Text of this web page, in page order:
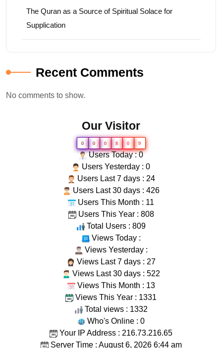
The Quran as a Source of Spiritual Solace for
Supplication
Recent Comments
No comments to show.
Our Visitor
0 0 0 8 0 9
Users Today : 0
Users Yesterday : 0
Users Last 7 days : 24
Users Last 30 days : 426
Users This Month : 11
Users This Year : 808
Total Users : 809
Views Today :
Views Yesterday :
Views Last 7 days : 27
Views Last 30 days : 522
Views This Month : 13
Views This Year : 1331
Total views : 1332
Who's Online : 0
Your IP Address : 216.73.216.65
Server Time : August 6, 2026 6:44 am